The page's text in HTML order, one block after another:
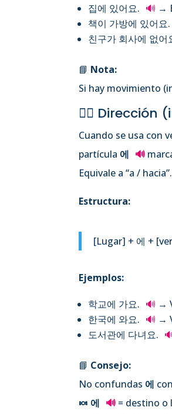
집에 있어요. 🔊 →
책이 가방에 있어요.
친구가 회사에 없어
📘 Nota:
Si hay movimiento
🚶‍♀️ Dirección
Cuando se usa con
partícula 에 🔊
Equivale a “a / hacia”.
Estructura:
[Lugar] + 에 +
Ejemplos:
학교에 가요. 🔊 →
한국에 와요. 🔊 →
도서관에 다녀요.
📘 Consejo:
No confundas 에 con
🍬 에 🔊 = destino